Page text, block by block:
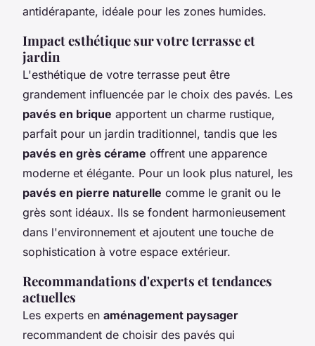
antidérapante, idéale pour les zones humides.
Impact esthétique sur votre terrasse et
jardin
L'esthétique de votre terrasse peut être
grandement influencée par le choix des pavés. Les
pavés en brique apportent un charme rustique,
parfait pour un jardin traditionnel, tandis que les
pavés en grès cérame offrent une apparence
moderne et élégante. Pour un look plus naturel, les
pavés en pierre naturelle comme le granit ou le
grès sont idéaux. Ils se fondent harmonieusement
dans l'environnement et ajoutent une touche de
sophistication à votre espace extérieur.
Recommandations d'experts et tendances
actuelles
Les experts en aménagement paysager
recommandent de choisir des pavés qui